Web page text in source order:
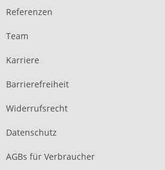
Referenzen
Team
Karriere
Barrierefreiheit
Widerrufsrecht
Datenschutz
AGBs für Verbraucher